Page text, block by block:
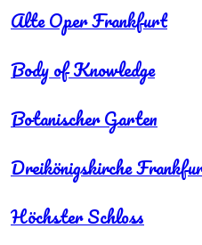
Alte Oper Frankfurt
Body of Knowledge
Botanischer Garten
Dreikönigskirche
Höchster Schloss